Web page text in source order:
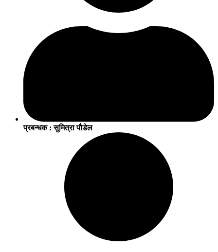
प्रबन्धक : सुमित्रा पौडेल